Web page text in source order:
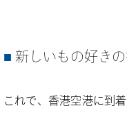
新しいもの好き
これで、香港空港に到